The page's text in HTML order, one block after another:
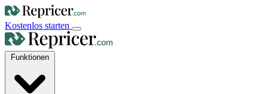
Kostenlos starten